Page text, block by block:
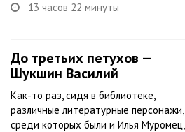
13 часов 22 минуты
До третьих петухов —
Шукшин Василий
Как-то раз, сидя в библиотеке,
различные литературные персонажи,
среди которых были и Илья Муромец,